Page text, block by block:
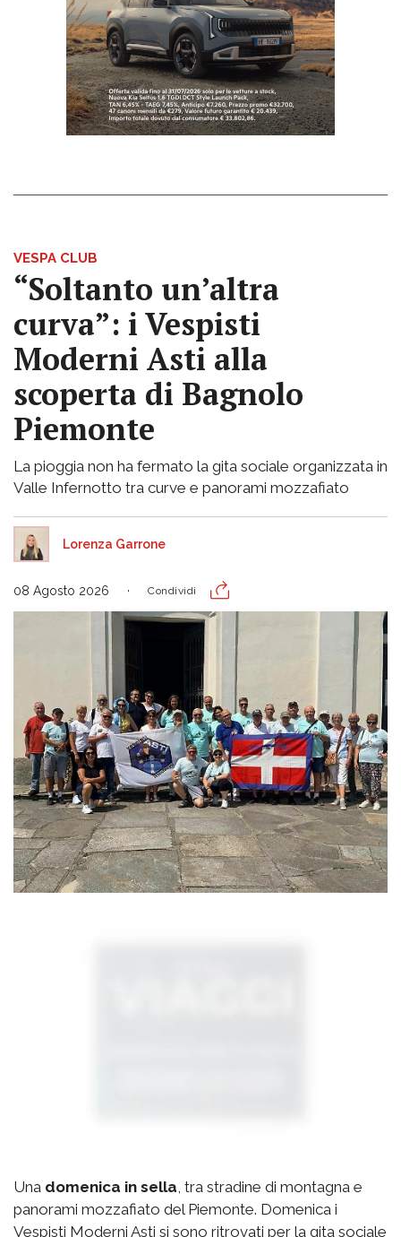
VESPA CLUB
“Soltanto un’altra
curva”: i Vespisti
Moderni Asti alla
scoperta di Bagnolo
Piemonte
La pioggia non ha fermato la gita sociale organizzata in
Valle Infernotto tra curve e panorami mozzafiato
Lorenza Garrone
08 Agosto 2026 Condividi
Una domenica in sella , tra stradine di montagna e
panorami mozzafiato del Piemonte. Domenica i
Vespisti Moderni Asti si sono ritrovati per la gita sociale